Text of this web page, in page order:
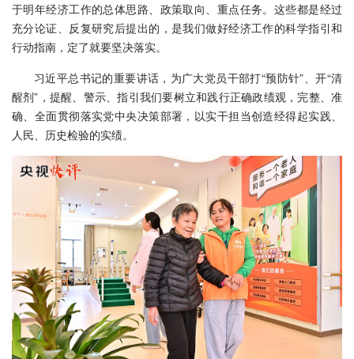
于明年经济工作的总体思路、政策取向、重点任务。这些都是经过
充分论证、反复研究后提出的，是我们做好经济工作的科学指引和
行动指南，定了就要坚决落实。
习近平总书记的重要讲话，为广大党员干部打“预防针”、开“清
醒剂”，提醒、警示、指引我们要树立和践行正确政绩观，完整、准
确、全面贯彻落实党中央决策部署，以实干担当创造经得起实践、
人民、历史检验的实绩。